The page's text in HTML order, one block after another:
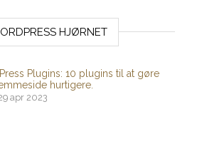
HJØRNET
Plugins: 10 plugins til at gøre
hurtigere.
apr 2023